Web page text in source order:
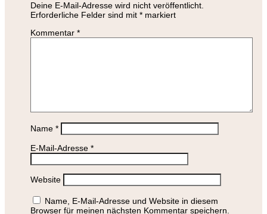
Deine E-Mail-Adresse wird nicht veröffentlicht.
Erforderliche Felder sind mit* markiert
Kommentar*
Name*
E-Mail-Adresse*
Website
Name, E-Mail-Adresse und Website in diesem
Browser für meinen nächsten Kommentar speichern.